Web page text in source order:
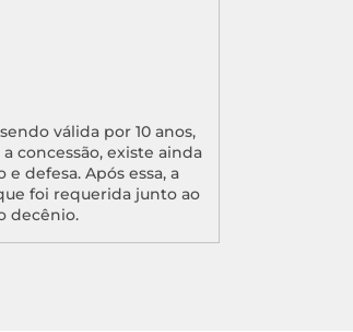
válida por 10 anos,
concessão, existe ainda
defesa. Após essa, a
foi requerida junto ao
decênio.